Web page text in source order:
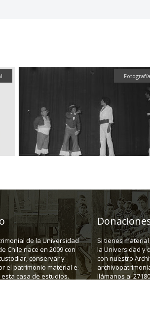
Fotografía
de la Universidad
Chile nace en 2009 con
conservar y
el patrimonio material e
casa de estudios.
Si tienes
la Universidad y
con nuestro
llámanos al